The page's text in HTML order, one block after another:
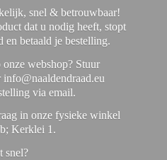
snel & betrouwbaar!
dat u nodig heeft, stopt
betaald je bestelling.
webshop? Stuur
via email.
in onze fysieke winkel
Kerklei 1.
snel?